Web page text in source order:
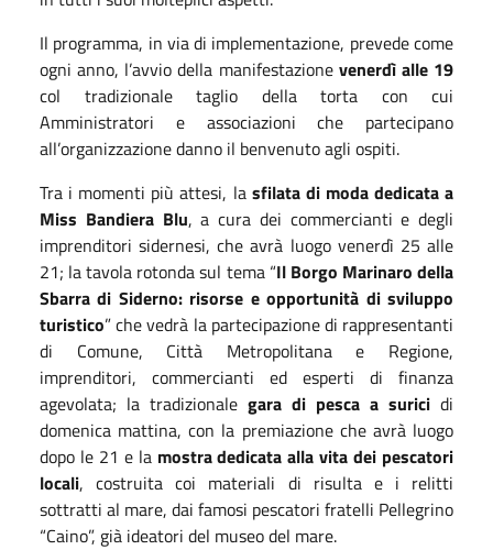
Il programma, in via di implementazione, prevede come
ogni anno, l’avvio della manifestazione venerdì alle 19
col tradizionale taglio della torta con cui
Amministratori e associazioni che partecipano
all’organizzazione danno il benvenuto agli ospiti.
Tra i momenti più attesi, la sfilata di moda dedicata a
Miss Bandiera Blu, a cura dei commercianti e degli
imprenditori sidernesi, che avrà luogo venerdì 25 alle
21; la tavola rotonda sul tema “Il Borgo Marinaro della
Sbarra di Siderno: risorse e opportunità di sviluppo
turistico” che vedrà la partecipazione di rappresentanti
di Comune, Città Metropolitana e Regione,
imprenditori, commercianti ed esperti di finanza
agevolata; la tradizionale gara di pesca a surici di
domenica mattina, con la premiazione che avrà luogo
dopo le 21 e la mostra dedicata alla vita dei pescatori
locali, costruita coi materiali di risulta e i relitti
sottratti al mare, dai famosi pescatori fratelli Pellegrino
“Caino”, già ideatori del museo del mare.